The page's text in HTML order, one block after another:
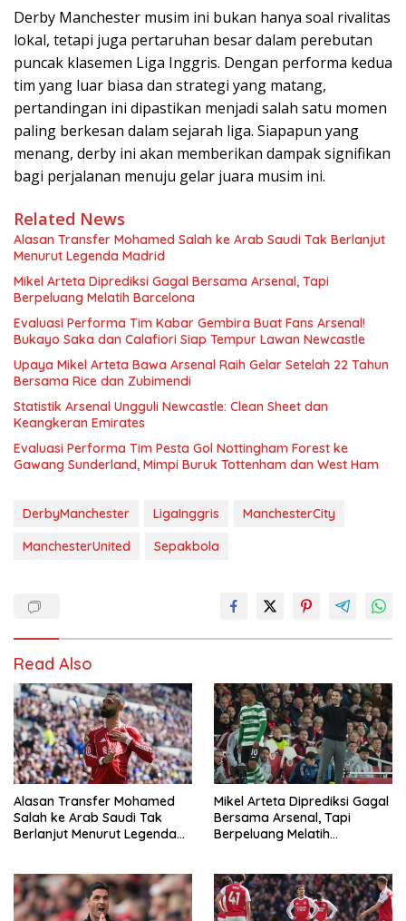
Derby Manchester musim ini bukan hanya soal rivalitas
lokal, tetapi juga pertaruhan besar dalam perebutan
puncak klasemen Liga Inggris. Dengan performa kedua
tim yang luar biasa dan strategi yang matang,
pertandingan ini dipastikan menjadi salah satu momen
paling berkesan dalam sejarah liga. Siapapun yang
menang, derby ini akan memberikan dampak signifikan
bagi perjalanan menuju gelar juara musim ini.
Related News
Alasan Transfer Mohamed Salah ke Arab Saudi Tak Berlanjut
Menurut Legenda Madrid
Mikel Arteta Diprediksi Gagal Bersama Arsenal, Tapi
Berpeluang Melatih Barcelona
Evaluasi Performa Tim Kabar Gembira Buat Fans Arsenal!
Bukayo Saka dan Calafiori Siap Tempur Lawan Newcastle
Upaya Mikel Arteta Bawa Arsenal Raih Gelar Setelah 22 Tahun
Bersama Rice dan Zubimendi
Statistik Arsenal Ungguli Newcastle: Clean Sheet dan
Keangkeran Emirates
Evaluasi Performa Tim Pesta Gol Nottingham Forest ke
Gawang Sunderland, Mimpi Buruk Tottenham dan West Ham
DerbyManchester LigaInggris
ManchesterCity
ManchesterUnited
Sepakbola
Read Also
Alasan Transfer Mohamed
Salah ke Arab Saudi Tak
Berlanjut Menurut Legenda
Mikel Arteta Diprediksi Gagal
Bersama Arsenal, Tapi
Berpeluang Melatih